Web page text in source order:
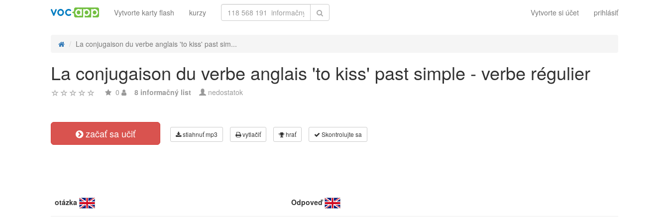
Vytvorte si účet prihlásiť
Vytvorte karty flash kurzy
La conjugaison du verbe anglais 'to kiss' past sim...
La conjugaison du verbe anglais 'to kiss' past simple - verbe régulier
0 8 informačný list nedostatok
začať sa učiť stiahnuť mp3 vytlačiť hrať Skontrolujte sa
otázka Odpoveď